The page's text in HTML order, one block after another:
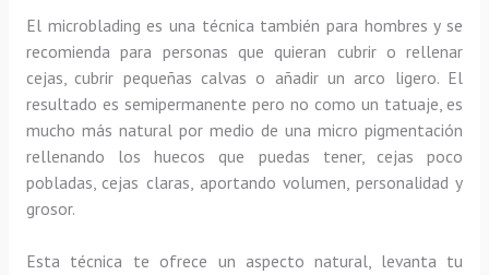
El microblading es una técnica también para hombres y se
recomienda para personas que quieran cubrir o rellenar
cejas, cubrir pequeñas calvas o añadir un arco ligero.El
resultado es semipermanente pero no como un tatuaje, es
mucho más natural por medio de una micro pigmentación
rellenando los huecos que puedas tener, cejas poco
pobladas, cejas claras, aportando volumen, personalidad y
grosor.
Esta técnica te ofrece un aspecto natural, levanta tu